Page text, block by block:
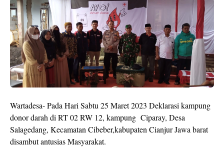
Wartadesa- Pada Hari Sabtu 25 Maret 2023 Deklarasi kampung
donor darah di RT 02 RW 12, kampung Ciparay, Desa
Salagedang, Kecamatan Cibeber,kabupaten Cianjur Jawa barat
disambut antusias Masyarakat.